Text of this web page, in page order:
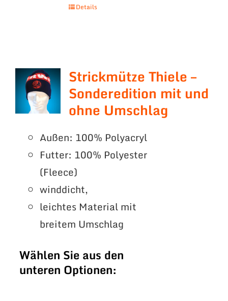
Details
Strickmütze Thiele –
Sonderedition mit und
ohne Umschlag
Außen: 100% Polyacryl
Futter: 100% Polyester
(Fleece)
winddicht,
leichtes Material mit
breitem Umschlag
Wählen Sie aus den
unteren Optionen: